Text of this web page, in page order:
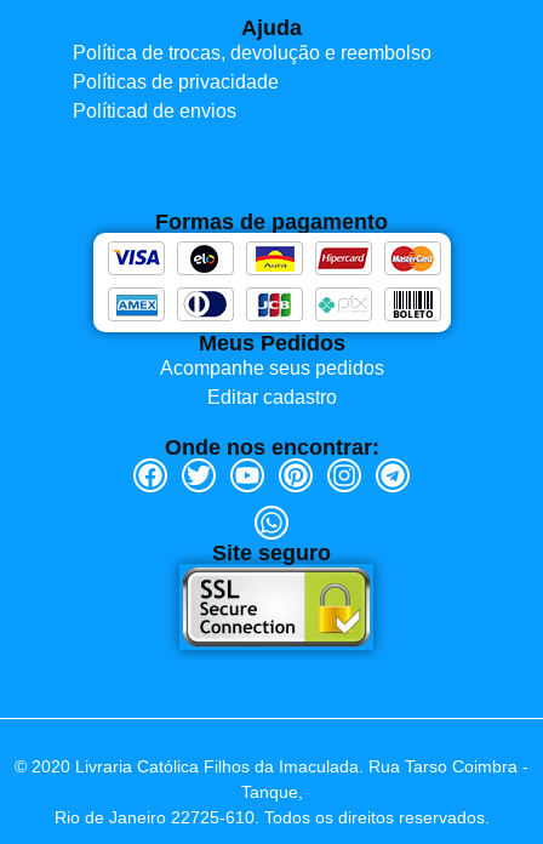
Ajuda
Política de trocas, devolução e reembolso
Políticas de privacidade
Políticad de envios
Formas de pagamento
Meus Pedidos
Acompanhe seus pedidos
Editar cadastro
Onde nos encontrar:
Site seguro
© 2020 Livraria Católica Filhos da Imaculada. Rua Tarso Coimbra -
Tanque,
Rio de Janeiro 22725-610. Todos os direitos reservados.